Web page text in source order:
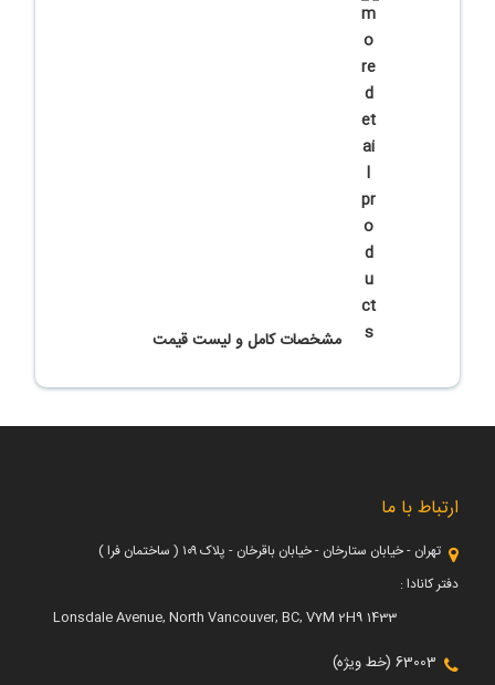
مشخصات کامل و لیست قیمت
ارتباط با ما
تهران - خیابان ستارخان - خیابان باقرخان - پلاک ۱۰۹ ( ساختمان فرا )
دفتر کانادا :
1433 Lonsdale Avenue, North Vancouver, BC, V7M 2H9
63003 (خط ویژه)